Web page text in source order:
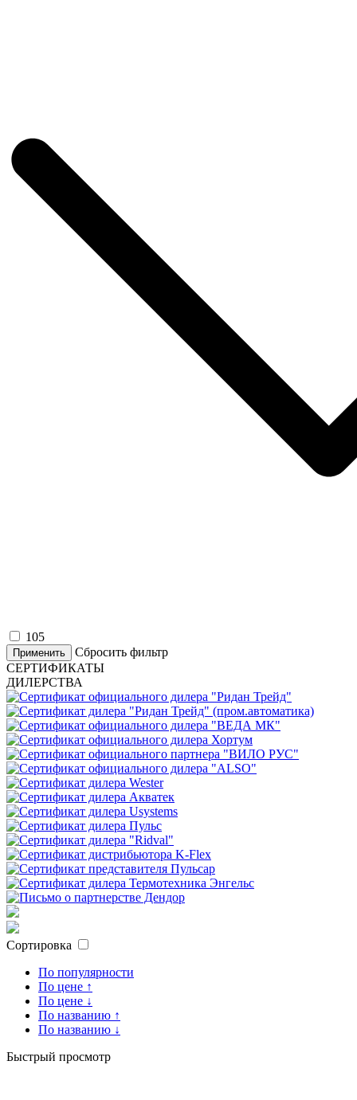
105
Применить
Сбросить фильтр
СЕРТИФИКАТЫ
ДИЛЕРСТВА
Сортировка
По популярности
По цене ↑
По цене ↓
По названию ↑
По названию ↓
Быстрый просмотр